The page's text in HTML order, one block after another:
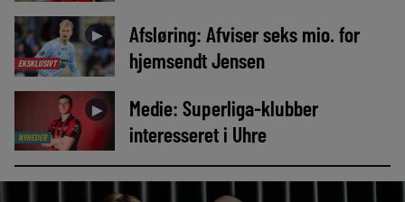
EKSKLUSIVT
►
Afsløring: Afviser seks mio. for
hjemsendt Jensen
NYHEDER
►
Medie: Superliga-klubber
interesseret i Uhre